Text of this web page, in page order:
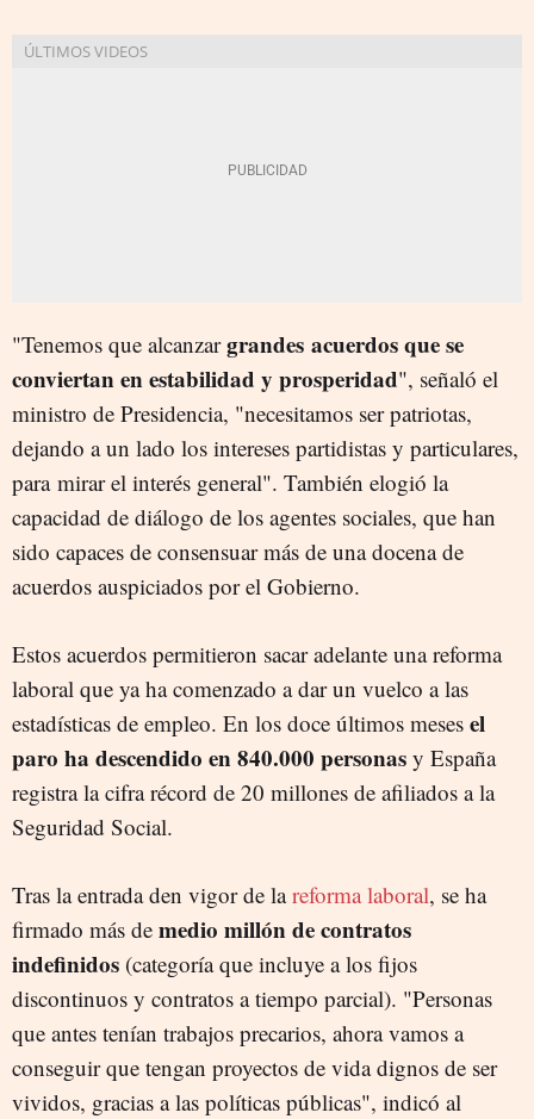
"Tenemos que alcanzargrandes acuerdos que se
conviertan en estabilidad y prosperidad", señaló el
ministro de Presidencia, "necesitamos ser patriotas,
dejando a un lado los intereses partidistas y particulares,
para mirar el interés general". También elogió la
capacidad de diálogo de los agentes sociales, que han
sido capaces de consensuar más de una docena de
acuerdos auspiciados por el Gobierno.
Estos acuerdos permitieron sacar adelante una reforma
laboral que ya ha comenzado a dar un vuelco a las
estadísticas de empleo. En los doce últimos meses el
paro ha descendido en 840.000 personas y España
registra la cifra récord de 20 millones de afiliados a la
Seguridad Social.
Tras la entrada den vigor de lareforma laboral, se ha
firmado más de medio millón de contratos
indefinidos (categoría que incluye a los fijos
discontinuos y contratos a tiempo parcial). "Personas
que antes tenían trabajos precarios, ahora vamos a
conseguir que tengan proyectos de vida dignos de ser
vividos, gracias a las políticas públicas", indicó al